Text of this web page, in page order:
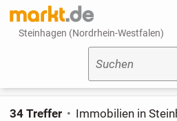
Steinhagen (Nordrhein-Westfalen)
Suchen
34 Treffer Immobilien in